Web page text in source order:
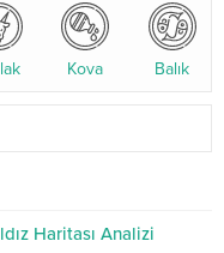
Kova Balık
Haritası Analizi